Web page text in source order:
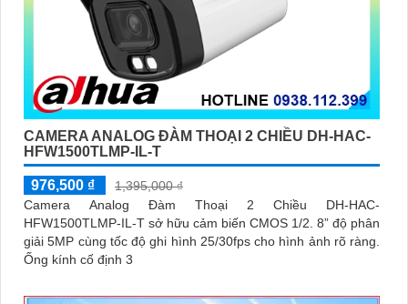
CAMERA ANALOG ĐÀM THOẠI 2 CHIỀU DH-HAC-
HFW1500TLMP-IL-T
976,500 ₫
1,395,000 ₫
Camera Analog Đàm Thoại 2 Chiều DH-HAC-
HFW1500TLMP-IL-T sở hữu cảm biến CMOS 1/2. 8” độ phân
giải 5MP cùng tốc độ ghi hình 25/30fps cho hình ảnh rõ ràng.
Ống kính cố định 3